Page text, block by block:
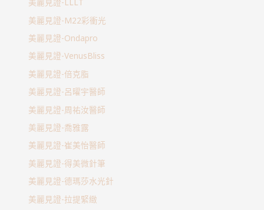
美麗見證-M22彩衝光
美麗見證-Ondapro
美麗見證-VenusBliss
美麗見證-倍克脂
美麗見證-呂曜宇醫師
美麗見證-周祐汝醫師
美麗見證-喬雅露
美麗見證-崔美怡醫師
美麗見證-得美微針筆
美麗見證-德瑪莎水光針
美麗見證-拉提緊緻